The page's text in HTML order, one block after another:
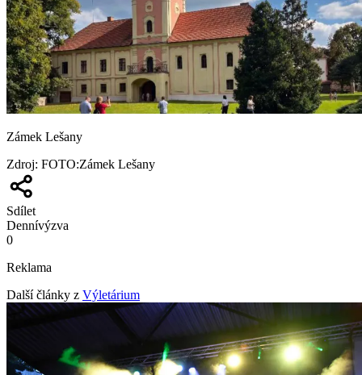
Zámek Lešany
Zdroj: FOTO:Zámek Lešany
Sdílet
Dennívýzva
0
Reklama
Další články z Výletárium